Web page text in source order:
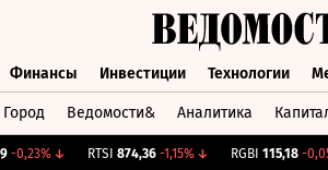
Финансы Инвестиции Технологии
Город Ведомости& Аналитика
-0,23%↓ RTSI 874,36 -1,15%↓ RGBI 115,18 -